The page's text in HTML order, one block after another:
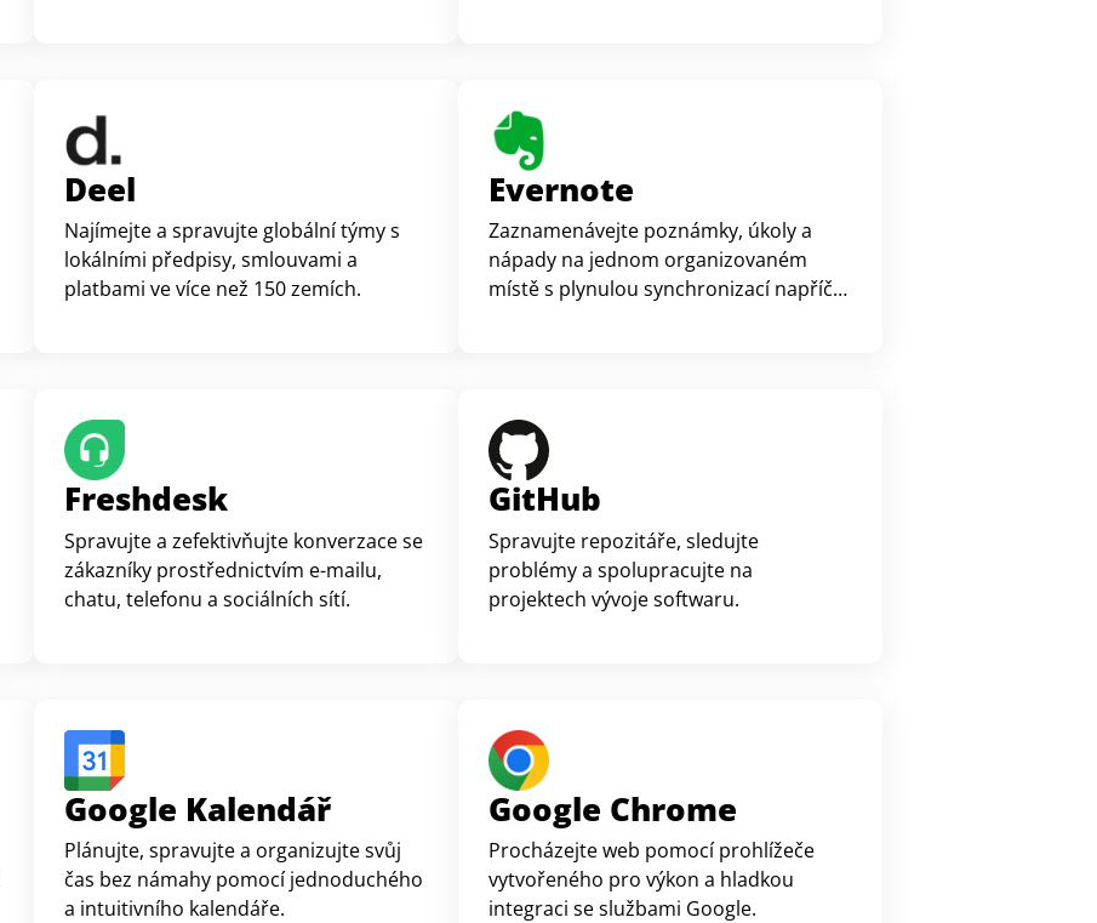
Deel
Najímejte a spravujte globální týmy s
lokálními předpisy, smlouvami a
platbami ve více než 150 zemích.
Evernote
Zaznamenávejte poznámky, úkoly a
nápady na jednom organizovaném
místě s plynulou synchronizací napříč
Freshdesk
Spravujte a zefektivňujte konverzace se
zákazníky prostřednictvím e-mailu,
chatu, telefonu a sociálních sítí.
GitHub
Spravujte repozitáře, sledujte
problémy a spolupracujte na
projektech vývoje softwaru.
Google Kalendář
Plánujte, spravujte a organizujte svůj
čas bez námahy pomocí jednoduchého
a intuitivního kalendáře.
Google Chrome
Procházejte web pomocí prohlížeče
vytvořeného pro výkon a hladkou
integraci se službami Google.